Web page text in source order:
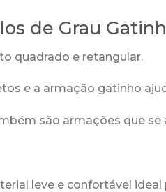
de Grau
quadrado e retangular.
e a armação gatinho
são armações que
leve e confortável ideal